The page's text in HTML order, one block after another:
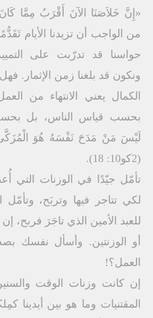
من الواجب أن تزيدنا الأيام
حواسنا قد تدرّبت على
ونكون قد بلغنا زمن الإثمار.
الكمال يعني الانتهاء من
بحسب قياس الناس، بل
لَيْسَ مَنْ مَدَحَ نَفْسَهُ هُوَ
(2كو10: 18).
تأمّل جيّدًا في الوزنات التي
لكي تتاجر فيها وتربَح،
للعبد الأمين الذي تاجَرَ فربح،
أو الوزنتين. وأسأل نفسك
العمل؟!
إن كانت وزنات الوقت
المقتنيات وما هو بين أيدينا